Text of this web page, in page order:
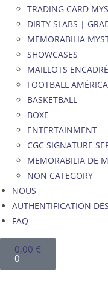
TRADING CARD
DIRTY SLABS |
MEMORABILIA
SHOWCASES
MAILLOTS
FOOTBALL
BASKETBALL
BOXE
ENTERTAINMENT
CGC SIGNATURE
MEMORABILIA DE
NON CATEGORY
NOUS
AUTHENTIFICATION
FAQ
0,00 €
0